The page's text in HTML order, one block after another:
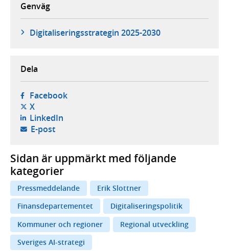
Genväg
Digitaliseringsstrategin 2025-2030
Dela
Facebook- öppnas i ny flik, extern webbplats,
X- öppnas i ny flik, extern webbplats,
LinkedIn- öppnas i ny flik, extern webbplats,
E-post- öppnar din e-postklient,
Sidan är uppmärkt med följande
kategorier
Pressmeddelande
Erik Slottner
Finansdepartementet
Digitaliseringspolitik
Kommuner och regioner
Regional utveckling
Sveriges AI-strategi